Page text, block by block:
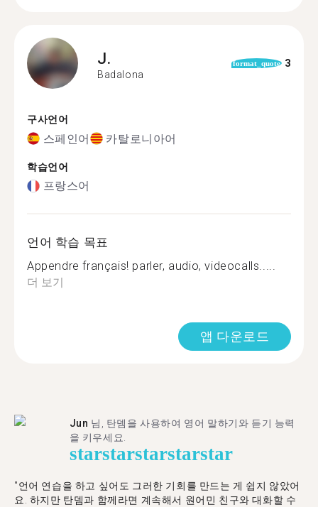
J.
Badalona
format_quote 3
구사언어
스페인어 카탈로니아어
학습언어
프랑스어
언어 학습 목표
Appendre français! parler, audio, videocalls.....
더 보기
앱 다운로드
Jun 님, 탄뎀을 사용하여 영어 말하기와 듣기 능력
을 키우세요.
starstarstarstarstar
"언어 연습을 하고 싶어도 그러한 기회를 만드는 게 쉽지 않았어
요. 하지만 탄뎀과 함께라면 계속해서 원어민 친구와 대화할 수